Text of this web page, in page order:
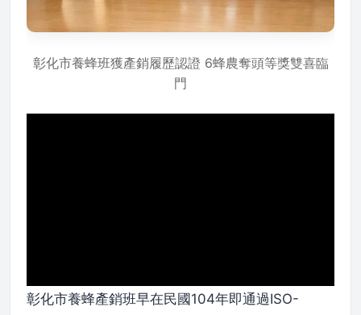
彰化市養蜂班獲產銷履歷認證 6蜂農奪頭等獎雙喜臨
門
彰化市養蜂產銷班早在民國104年即通過ISO-